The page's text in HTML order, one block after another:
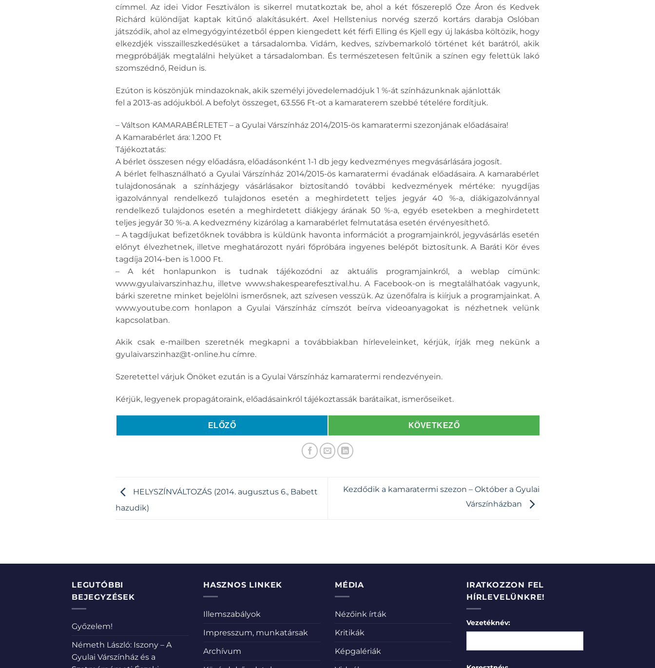
címmel. Az idei Vidor Fesztiválon is sikerrel mutatkoztak be, ahol a két főszereplő Őze Áron és Kedvek
Richárd különdíjat kaptak kitűnő alakításukért. Axel Hellstenius norvég szerző kortárs darabja Oslóban
játszódik, ahol az elmegyógyintézetből éppen kiengedett két férfi Elling és Kjell egy új lakásba költözik, hogy
elkezdjék visszailleszkedésüket a társadalomba. Vidám, kedves, szívbemarkoló történet két barátról, akik
megpróbálják megtalálni helyüket a társadalomban. És természetesen feltűnik a színen egy felettük lakó
szomszédnő, Reidun is.
Ezúton is köszönjük mindazoknak, akik személyi jövedelemadójuk 1 %-át színházunknak ajánlották
fel a 2013-as adójukból. A befolyt összeget, 63.556 Ft-ot a kamaraterem szebbé tételére fordítjuk.
– Váltson KAMARABÉRLETET – a Gyulai Várszínház 2014/2015-ös kamaratermi szezonjának előadásaira!
A Kamarabérlet ára: 1.200 Ft
Tájékoztatás:
A bérlet összesen négy előadásra, előadásonként 1-1 db jegy kedvezményes megvásárlására jogosít.
A bérlet felhasználható a Gyulai Várszínház 2014/2015-ös kamaratermi évadának előadásaira. A kamarabérlet
tulajdonosának a színházjegy vásárlásakor biztosítandó további kedvezmények mértéke: nyugdíjas
igazolvánnyal rendelkező tulajdonos esetén a meghirdetett teljes jegyár 40 %-a, diákigazolvánnyal
rendelkező tulajdonos esetén a meghirdetett diákjegy árának 50 %-a, egyéb esetekben a meghirdetett
teljes jegyár 30 %-a. A kedvezmény kizárólag a kamarabérlet felmutatása esetén érvényesíthető.
– A tagdíjukat befizetőknek továbbra is küldünk havonta információt a programjainkról, jegyvásárlás esetén
előnyt élvezhetnek, illetve meghatározott nyári főpróbára ingyenes belépőt biztosítunk. A Baráti Kör éves
tagdíja 2014-ben is 1.000 Ft.
– A két honlapunkon is tudnak tájékozódni az aktuális programjainkról, a weblap címünk:
www.gyulaivarszinhaz.hu, illetve www.shakespearefesztival.hu. A Facebook-on is megtalálhatóak vagyunk,
bárki szeretne minket bejelölni ismerősnek, azt szívesen vesszük. Az üzenőfalra is kiírjuk a programjainkat. A
www.youtube.com honlapon a Gyulai Várszínház címszót beírva videoanyagokat is nézhetnek velünk
kapcsolatban.
Akik csak e-mailben szeretnék megkapni a továbbiakban hírleveleinket, kérjük, írják meg nekünk a
gyulaivarszinhaz@t-online.hu címre.
Szeretettel várjuk Önöket ezután is a Gyulai Várszínház kamaratermi rendezvényein.
Kérjük, legyenek propagátoraink, előadásainkról tájékoztassák barátaikat, ismerőseiket.
ELŐZŐ KÖVETKEZŐ
HELYSZÍNVÁLTOZÁS (2014. augusztus 6., Babett
hazudik)
Kezdődik a kamaratermi szezon – Október a Gyulai
Várszínházban
LEGUTÓBBI
BEJEGYZÉSEK
Győzelem!
Németh László: Iszony – A
Gyulai Várszínház és a
HASZNOS LINKEK
Illemszabályok
Impresszum, munkatársak
Archívum
MÉDIA
Nézőink írták
Kritikák
Képgalériák
IRATKOZZON FEL
HÍRLEVELÜNKRE!
Vezetéknév: